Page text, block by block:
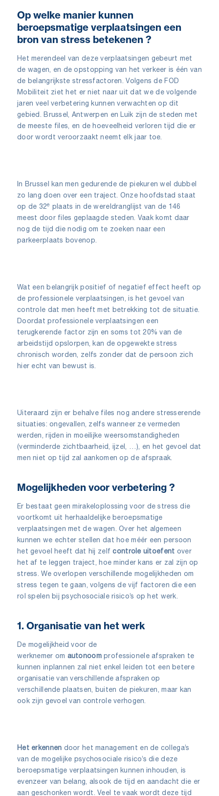
Op welke manier kunnen
beroepsmatige verplaatsingen een
bron van stress betekenen ?
Het merendeel van deze verplaatsingen gebeurt met
de wagen, en de opstopping van het verkeer is één van
de belangrijkste stressfactoren. Volgens de FOD
Mobiliteit ziet het er niet naar uit dat we de volgende
jaren veel verbetering kunnen verwachten op dit
gebied. Brussel, Antwerpen en Luik zijn de steden met
de meeste files, en de hoeveelheid verloren tijd die er
door wordt veroorzaakt neemt elk jaar toe.
In Brussel kan men gedurende de piekuren wel dubbel
zo lang doen over een traject. Onze hoofdstad staat
op de 32e plaats in de wereldranglijst van de 146
meest door files geplaagde steden. Vaak komt daar
nog de tijd die nodig om te zoeken naar een
parkeerplaats bovenop.
Wat een belangrijk positief of negatief effect heeft op
de professionele verplaatsingen, is het gevoel van
controle dat men heeft met betrekking tot de situatie.
Doordat professionele verplaatsingen een
terugkerende factor zijn en soms tot 20% van de
arbeidstijd opslorpen, kan de opgewekte stress
chronisch worden, zelfs zonder dat de persoon zich
hier echt van bewust is.
Uiteraard zijn er behalve files nog andere stresserende
situaties: ongevallen, zelfs wanneer ze vermeden
werden, rijden in moeilijke weersomstandigheden
(verminderde zichtbaarheid, ijzel, …), en het gevoel dat
men niet op tijd zal aankomen op de afspraak.
Mogelijkheden voor verbetering ?
Er bestaat geen mirakeloplossing voor de stress die
voortkomt uit herhaaldelijke beroepsmatige
verplaatsingen met de wagen. Over het algemeen
kunnen we echter stellen dat hoe méér een persoon
het gevoel heeft dat hij zelfcontrole uitoefent over
het af te leggen traject, hoe minder kans er zal zijn op
stress. We overlopen verschillende mogelijkheden om
stress tegen te gaan, volgens de vijf factoren die een
rol spelen bij psychosociale risico’s op het werk.
1. Organisatie van het werk
De mogelijkheid voor de
werknemer om autonoomprofessionele afspraken te
kunnen inplannen zal niet enkel leiden tot een betere
organisatie van verschillende afspraken op
verschillende plaatsen, buiten de piekuren, maar kan
ook zijn gevoel van controle verhogen.
Het erkennen door het management en de collega’s
van de mogelijke psychosociale risico’s die deze
beroepsmatige verplaatsingen kunnen inhouden, is
evenzeer van belang, alsook de tijd en aandacht die er
aan geschonken wordt. Veel te vaak wordt deze tijd